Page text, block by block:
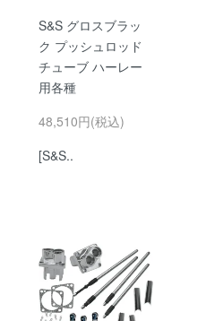
S&S グロスブラッ
ク プッシュロッド
チューブ ハーレー
用各種
48,510円(税込)
[S&S..